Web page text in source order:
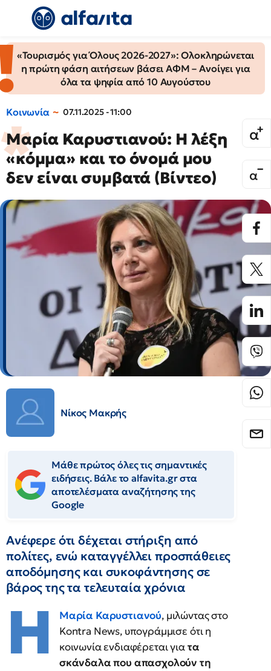
«Τουρισμός για Όλους 2026-2027»: Ολοκληρώνεται
η πρώτη φάση αιτήσεων βάσει ΑΦΜ – Ανοίγει για
όλα τα ψηφία από 10 Αυγούστου
Κοινωνία 07.11.2025 - 11:00
Μαρία Καρυστιανού: Η λέξη
«κόμμα» και το όνομά μου
δεν είναι συμβατά (Βίντεο)
Νίκος Μακρής
Μάθε πρώτος όλες τις σημαντικές
ειδήσεις. Βάλε το alfavita.gr στα
αποτελέσματα αναζήτησης της
Google
Ανέφερε ότι δέχεται στήριξη από
πολίτες, ενώ καταγγέλλει προσπάθειες
αποδόμησης και συκοφάντησης σε
βάρος της τα τελευταία χρόνια
Η Μαρία Καρυστιανού, μιλώντας στο
Kontra News, υπογράμμισε ότι η
κοινωνία ενδιαφέρεται γιατα
σκάνδαλα που απασχολούν τη